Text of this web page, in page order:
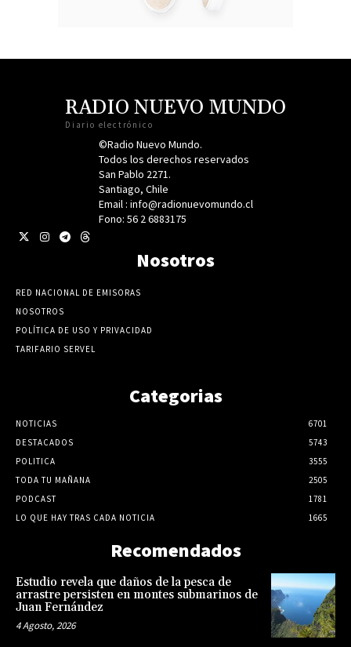
RADIO NUEVO MUNDO
Diario electrónico
©Radio Nuevo Mundo.
Todos los derechos reservados
San Pablo 2271.
Santiago, Chile
Email : info@radionuevomundo.cl
Fono: 56 2 6883175
Nosotros
RED NACIONAL DE EMISORAS
NOSOTROS
POLÍTICA DE USO Y PRIVACIDAD
TARIFARIO SERVEL
Categorias
NOTICIAS
6701
DESTACADOS
5743
POLITICA
3555
TODA TU MAÑANA
2505
PODCAST
1781
LO QUE HAY TRAS CADA NOTICIA
1665
Recomendados
Estudio revela que daños de la pesca de
arrastre persisten en montes submarinos de
Juan Fernández
4 Agosto, 2026